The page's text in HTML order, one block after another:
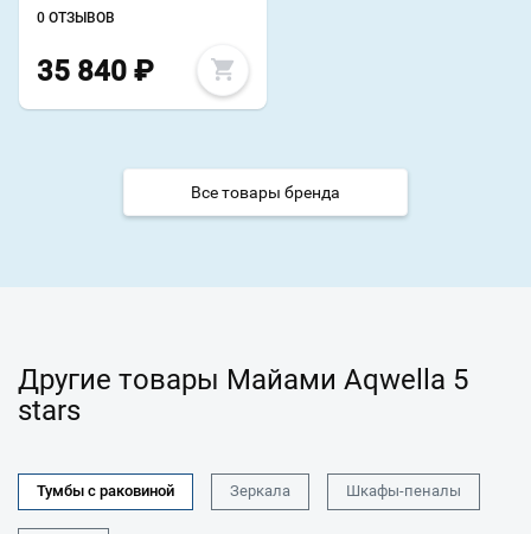
0 ОТЗЫВОВ
35 840 ₽
Все товары бренда
Другие товары Майами Aqwella 5
stars
Тумбы с раковиной Зеркала Шкафы-пеналы